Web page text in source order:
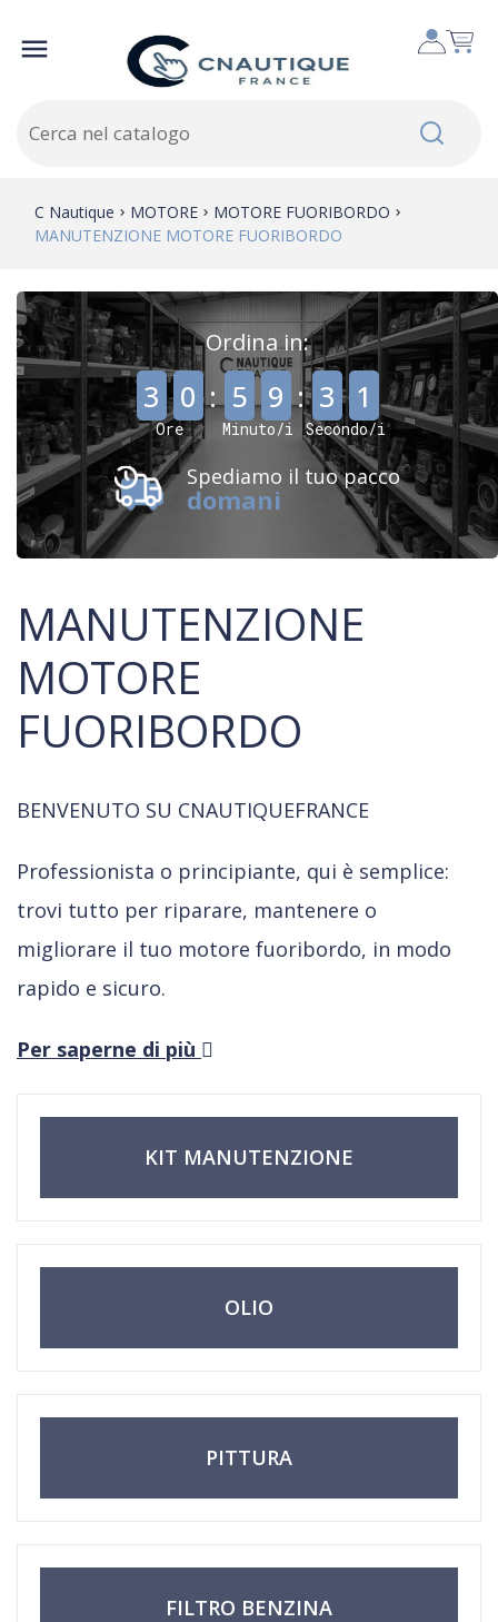

C Nautique MOTORE
MOTORE FUORIBORDO
MANUTENZIONE MOTORE FUORIBORDO
Ordina in:
3 0 :
Ore
5 9 :
Minuto/i
, 3 0
Secondo/i
Spediamo il tuo pacco
domani
MANUTENZIONE
MOTORE
FUORIBORDO
BENVENUTO SU CNAUTIQUEFRANCE
Professionista o principiante, qui è semplice:
trovi tutto per riparare, mantenere o
migliorare il tuo motore fuoribordo, in modo
rapido e sicuro.
migliaia di diportisti si affidano già a noi.
d’olio piede? C’è tutto, anche per i neofiti!
Per saperne di più
KIT MANUTENZIONE
OLIO
PITTURA
FILTRO BENZINA